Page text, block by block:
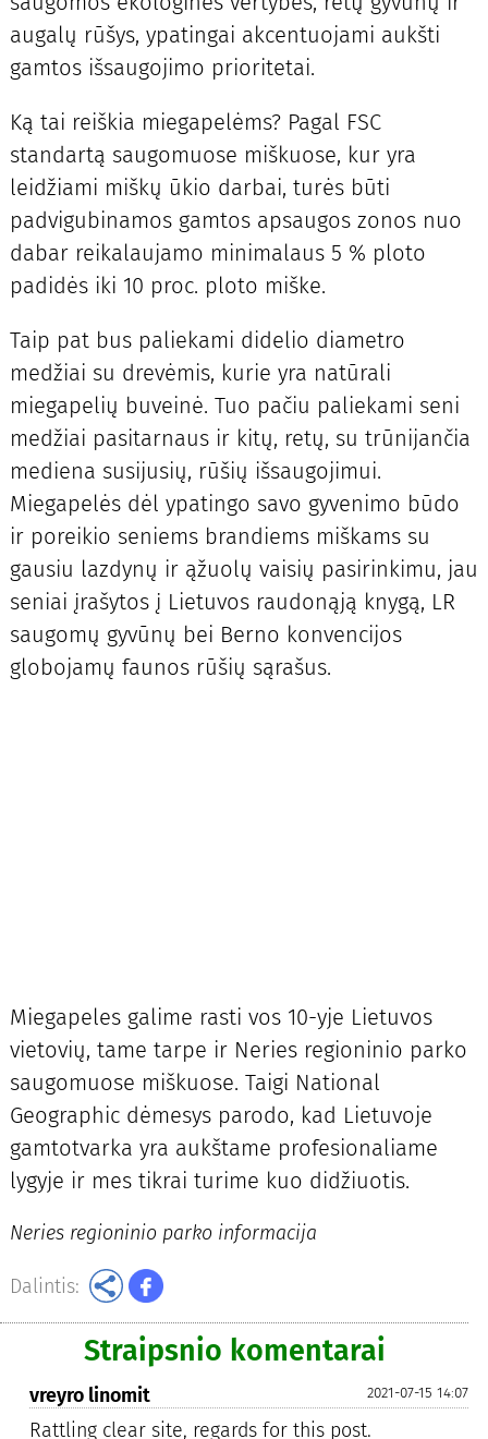
augalų rūšys, ypatingai akcentuojami aukšti
gamtos išsaugojimo prioritetai.
Ką tai reiškia miegapelėms? Pagal FSC
standartą saugomuose miškuose, kur yra
leidžiami miškų ūkio darbai, turės būti
padvigubinamos gamtos apsaugos zonos nuo
dabar reikalaujamo minimalaus 5 % ploto
padidės iki 10 proc. ploto miške.
Taip pat bus paliekami didelio diametro
medžiai su drevėmis, kurie yra natūrali
miegapelių buveinė. Tuo pačiu paliekami seni
medžiai pasitarnaus ir kitų, retų, su trūnijančia
mediena susijusių, rūšių išsaugojimui.
Miegapelės dėl ypatingo savo gyvenimo būdo
ir poreikio seniems brandiems miškams su
gausiu lazdynų ir ąžuolų vaisių pasirinkimu, jau
seniai įrašytos į Lietuvos raudonąją knygą, LR
saugomų gyvūnų bei Berno konvencijos
globojamų faunos rūšių sąrašus.
Miegapeles galime rasti vos 10-yje Lietuvos
vietovių, tame tarpe ir Neries regioninio parko
saugomuose miškuose. Taigi National
Geographic dėmesys parodo, kad Lietuvoje
gamtotvarka yra aukštame profesionaliame
lygyje ir mes tikrai turime kuo didžiuotis.
Neries regioninio parko informacija
Dalintis:
Straipsnio komentarai
2021-07-15 14:07
vreyro linomit
Rattling clear site, regards for this post.